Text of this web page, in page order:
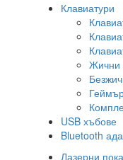
Клавиатури
Жични
USB хъбове
Bluetooth
Лазерни